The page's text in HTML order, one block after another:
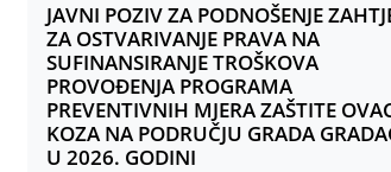
JAVNI POZIV ZA PODNOŠENJE
ZA OSTVARIVANJE PRAVA NA
SUFINANSIRANJE TROŠKOVA
PROVOĐENJA PROGRAMA
PREVENTIVNIH MJERA ZAŠTITE
KOZA NA PODRUČJU GRADA
U 2026. GODINI